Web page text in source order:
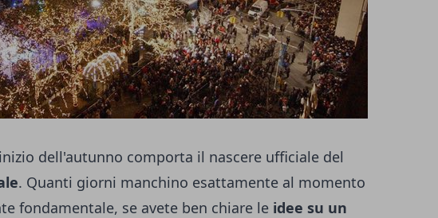
dell'autunno comporta il nascere ufficiale del
. Quanti giorni manchino esattamente al momento
fondamentale, se avete ben chiare le idee su un